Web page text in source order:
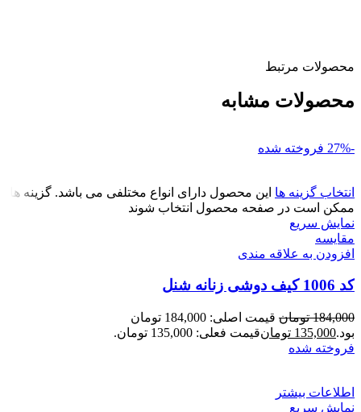
محصولات مرتبط
محصولات مشابه
-27% فروخته شده
انتخاب گزینه ها این محصول دارای انواع مختلفی می باشد. گزینه ها
ممکن است در صفحه محصول انتخاب شوند
نمایش سریع
مقايسه
افزودن به علاقه مندی
کد 1006 کیف دوشی زنانه شنل
184,000 تومان
قیمت اصلی: 184,000 تومان
بود.135,000 تومانقیمت فعلی: 135,000 تومان.
فروخته شده
اطلاعات بیشتر
نمایش سریع